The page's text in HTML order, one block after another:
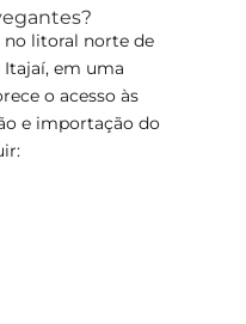
no litoral norte de
Itajaí, em uma
o acesso às
e importação do